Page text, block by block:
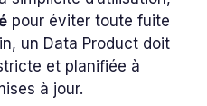
pour éviter toute fuite
un Data Product doit
et planifiée à
à jour.